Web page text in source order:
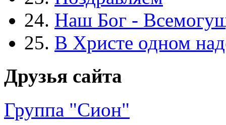
24. Наш Бог -
25. В Христе одном
Друзья сайта
Группа "Сион"